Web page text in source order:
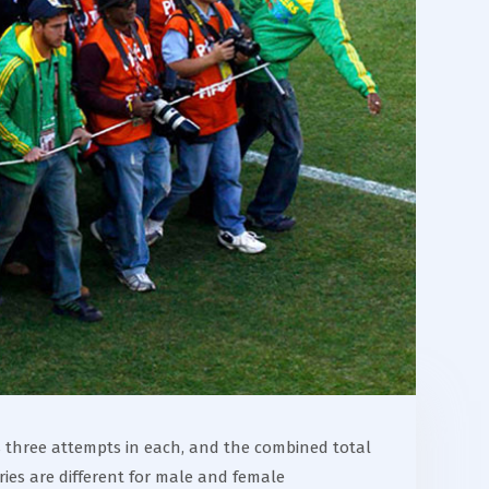
three attempts in each, and the combined total
are different for male and female